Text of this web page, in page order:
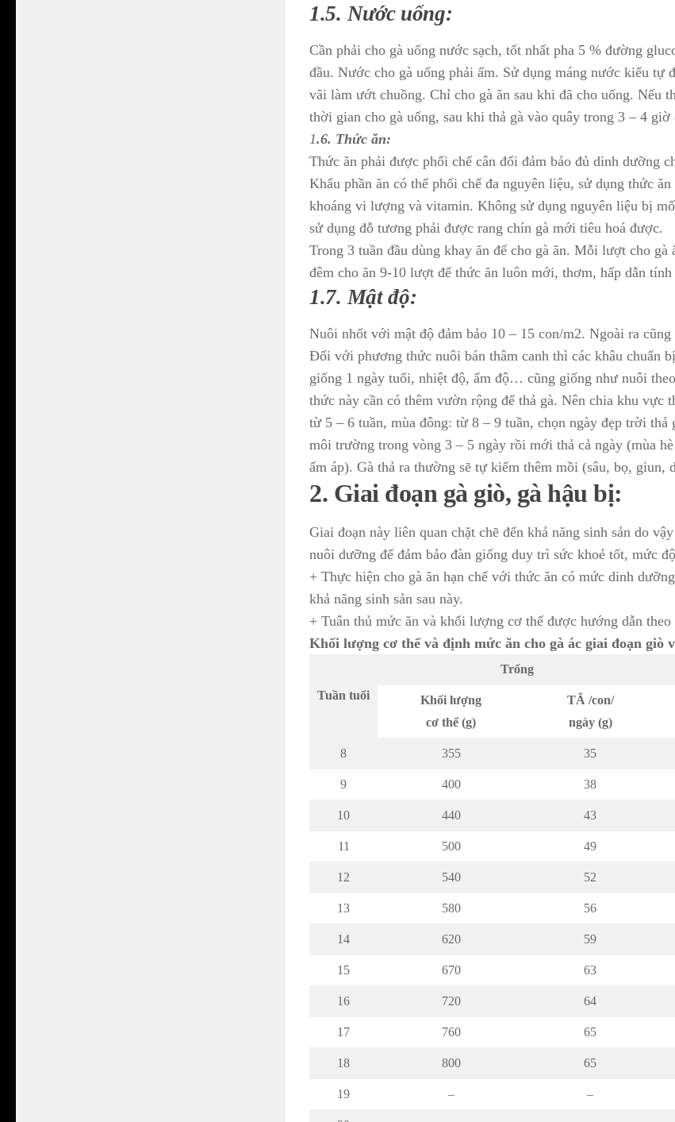
1.5. Nước uống:
Cần phải cho gà uống nước sạch, tốt nhất pha 5 % đường
đầu. Nước cho gà uống phải ấm. Sử dụng máng nước kiểu tự
vãi làm ướt chuồng. Chỉ cho gà ăn sau khi đã cho uống. Nếu
thời gian cho gà uống, sau khi thả gà vào quây trong 3 – 4
1.6. Thức ăn:
Thức ăn phải được phối chế cân đối đảm bảo đủ dinh dưỡng
Khẩu phần ăn có thể phối chế đa nguyên liệu, sử dụng thức
khoáng vi lượng và vitamin. Không sử dụng nguyên liệu bị
sử dụng đỗ tương phải được rang chín gà mới tiêu hoá được.
Trong 3 tuần đầu dùng khay ăn để cho gà ăn. Mỗi lượt cho
đêm cho ăn 9-10 lượt để thức ăn luôn mới, thơm, hấp dẫn
1.7. Mật độ:
Nuôi nhốt với mật độ đảm bảo 10 – 15 con/m2. Ngoài ra
Đối với phương thức nuôi bán thâm canh thì các khâu chuẩn
giống 1 ngày tuổi, nhiệt độ, ẩm độ… cũng giống như nuôi
thức này cần có thêm vườn rộng để thả gà. Nên chia khu vực
từ 5 – 6 tuần, mùa đông: từ 8 – 9 tuần, chọn ngày đẹp trời
môi trường trong vòng 3 – 5 ngày rồi mới thả cả ngày (mùa
ấm áp). Gà thả ra thường sẽ tự kiếm thêm mồi (sâu, bọ,
2. Giai đoạn gà giò, gà hậu bị:
Giai đoạn này liên quan chặt chẽ đến khả năng sinh sản do
nuôi dưỡng để đảm bảo đàn giống duy trì sức khoẻ tốt, mức
+ Thực hiện cho gà ăn hạn chế với thức ăn có mức dinh
khả năng sinh sản sau này.
+ Tuân thủ mức ăn và khối lượng cơ thể được hướng dẫn theo
Khối lượng cơ thể và định mức ăn cho gà ác giai đoạn giò
Tuần tuổi
Trống
Khối lượng
cơ thể (g)
TĂ /con/
ngày (g)
8 355 35
9 400 38
10 440 43
11 500 49
12 540 52
13 580 56
14 620 59
15 670 63
16 720 64
17 760 65
18 800 65
19 – –